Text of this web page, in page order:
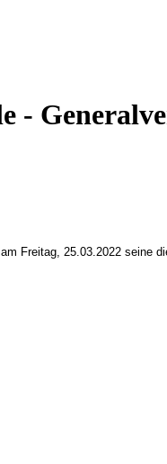
-
Freitag, 25.03.2022